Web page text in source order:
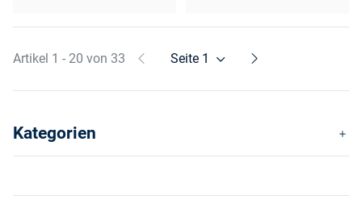
Artikel 1 - 20 von 33 Seite 1
Kategorien